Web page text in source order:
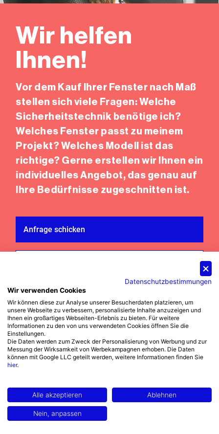
Archipoint Rivercruise
2026!
15.09. Düsseldorf • 16.09. Köln
• 18.09. Frankfurt
Exklusiv für Fachbesucher.
Wir helfen
Ihnen!
Vor dem Kauf Ihrer Fenster nach Maß
stellen sich viele Fragen: Welche
Sicherheitstechnik benötige ich?
Welches Fenster passt zu meinem
Projekt? Welches Modell ist das
richtige? Gerne erstellen wir Ihnen ein
individuelles Angebot, das genau auf
Ihre Bedürfnisse zugeschnitten ist.
Anfrage schicken
Katalog bestellen
Erhalten Sie unseren Hauptkatalog
Verraten Sie uns etwas über Ihr
Fensterprojekt. Wir versorgen Sie mit
passgenauen Infos.
Datenschutzbestimmungen
Wir verwenden Cookies
Wir können diese zur Analyse unserer Besucherdaten platzieren, um
unsere Webseite zu verbessern, personalisierte Inhalte anzuzeigen und
Ihnen ein großartiges Webseiten-Erlebnis zu bieten. Für weitere
Informationen zu den von uns verwendeten Cookies öffnen Sie die
Einstellungen.
Die Daten werden zum Zweck der Personalisierung von Werbung und zur
Messung der Wirksamkeit von Werbekampagnen erhoben. Die Daten
können mit Google LLC geteilt werden, weitere Informationen finden Sie
hier.
Alle akzeptieren Ablehnen
Nein, anpassen